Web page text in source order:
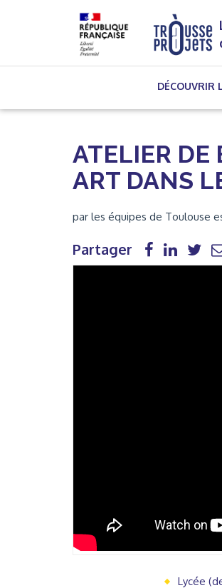
DÉCOUVRIR
ATELIER DE
ART DANS
par les équipes de Toulouse
Partager
Lycée